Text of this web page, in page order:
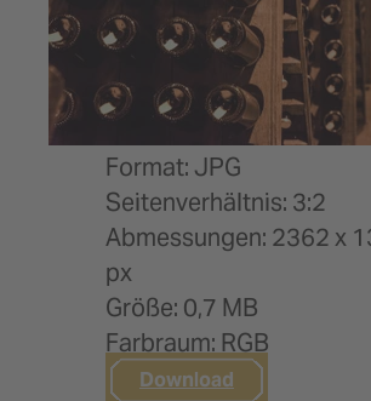
Format: JPG
Seitenverhältnis: 3:2
Abmessungen: 2362 x
px
Größe: 0,7 MB
Farbraum: RGB
Download